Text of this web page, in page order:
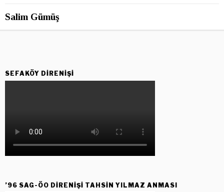
Salim Gümüş
SEFAKÖY DIRENIŞI
’96 SAG-ÖO DİRENİŞİ TAHSİN YILMAZ ANMASI